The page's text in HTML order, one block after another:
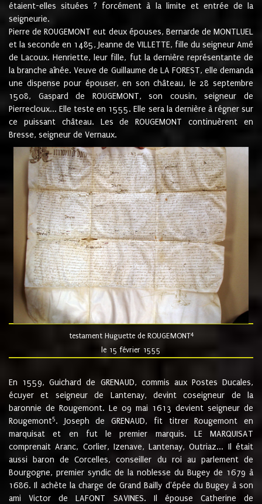
étaient-elles situées ? forcément à la limite et entrée de la
seigneurie.
Pierre de ROUGEMONT eut deux épouses, Bernarde de MONTLUEL
et la seconde en 1485, Jeanne de VILLETTE, fille du seigneur Amé
de Lacoux. Henriette, leur fille, fut la dernière représentante de
la branche aînée. Veuve de Guillaume de LA FOREST, elle demanda
une dispense pour épouser, en son château, le 28 septembre
1508, Gaspard de ROUGEMONT, son cousin, seigneur de
Pierrecloux... Elle teste en 1555. Elle sera la dernière à régner sur
ce puissant château. Les de ROUGEMONT continuèrent en
Bresse, seigneur de Vernaux.
testament Huguette de ROUGEMONT4
le 15 février 1555
En 1559, Guichard de GRENAUD, commis aux Postes Ducales,
écuyer et seigneur de Lantenay, devint coseigneur de la
baronnie de Rougemont. Le 09 mai 1613 devient seigneur de
Rougemont5. Joseph de GRENAUD, fit titrer Rougemont en
marquisat et en fut le premier marquis. LE MARQUISAT
comprenait Aranc, Corlier, Izenave, Lantenay, Outriaz... Il était
aussi baron de Corcelles, conseiller du roi au parlement de
Bourgogne, premier syndic de la noblesse du Bugey de 1679 à
1686. Il achète la charge de Grand Bailly d'épée du Bugey à son
ami Victor de LAFONT SAVINES. Il épouse Catherine de